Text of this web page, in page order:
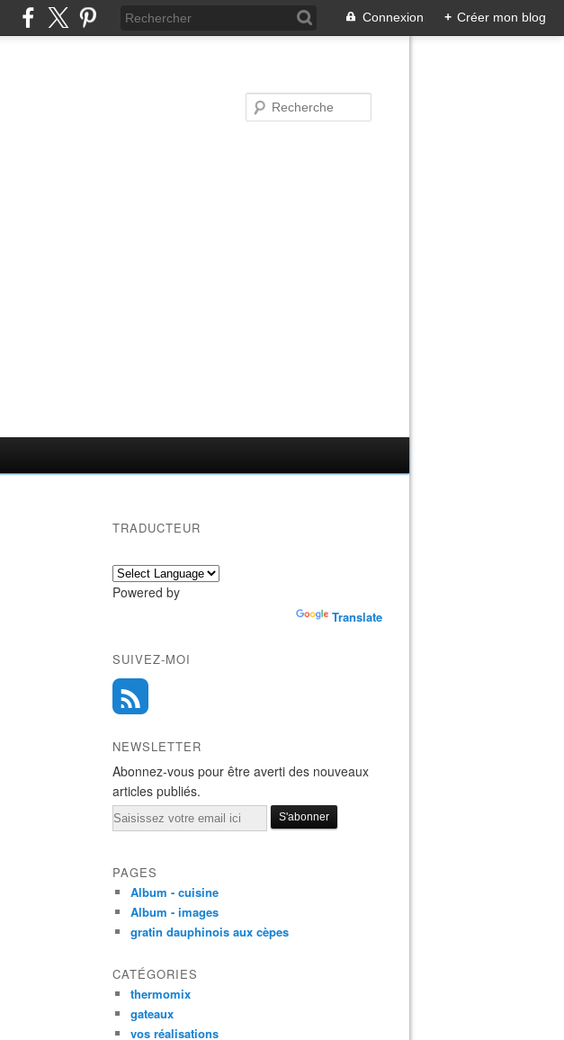
Connexion + Créer mon blog
TRADUCTEUR
Powered by
Translate
SUIVEZ-MOI
NEWSLETTER
Abonnez-vous pour être averti des nouveaux
articles publiés.
Email
PAGES
Album - cuisine
Album - images
gratin dauphinois aux cèpes
CATÉGORIES
thermomix
gateaux
vos réalisations